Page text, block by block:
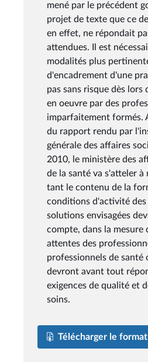
mené par le précédent
projet de texte que ce
en effet, ne répondait
attendues. Il est
modalités plus
d'encadrement d'une
pas sans risque dès lors
en oeuvre par des
imparfaitement formés.
du rapport rendu par
générale des affaires
2010, le ministère des
de la santé va s'atteler à
tant le contenu de la
conditions d'activité des
solutions envisagées
compte, dans la mesure
attentes des
professionnels de santé
devront avant tout
exigences de qualité et
soins.
Télécharger le